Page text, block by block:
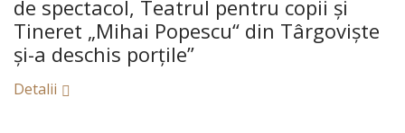
de spectacol, Teatrul pentru copii şi
Tineret „Mihai Popescu“ din Târgovişte
şi-a deschis porţile”
Detalii